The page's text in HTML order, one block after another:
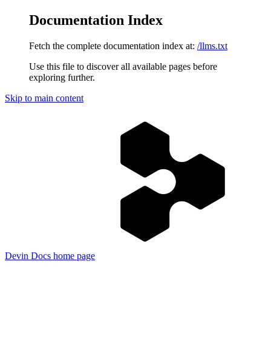
Documentation Index
Fetch the complete documentation index at: /llms.txt
Use this file to discover all available pages before
exploring further.
Skip to main content
Devin Docs home page